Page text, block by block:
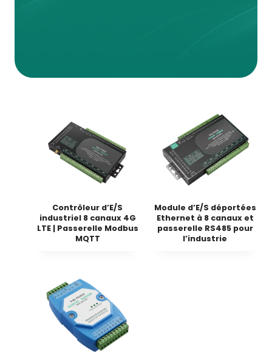
Contrôleur d’E/S
industriel 8 canaux 4G
LTE | Passerelle Modbus
MQTT
Module d’E/S déportées
Ethernet à 8 canaux et
passerelle RS485 pour
l’industrie